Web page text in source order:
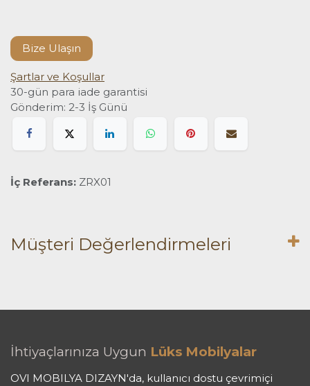
Bize Ulaşın
Şartlar ve Koşullar
30-gün para iade garantisi
Gönderim: 2-3 İş Günü
İç Referans: ZRX01
Müşteri Değerlendirmeleri
İhtiyaçlarınıza Uygun Lüks Mobilyalar
OVI MOBILYA DIZAYN'da, kullanıcı dostu çevrimiçi